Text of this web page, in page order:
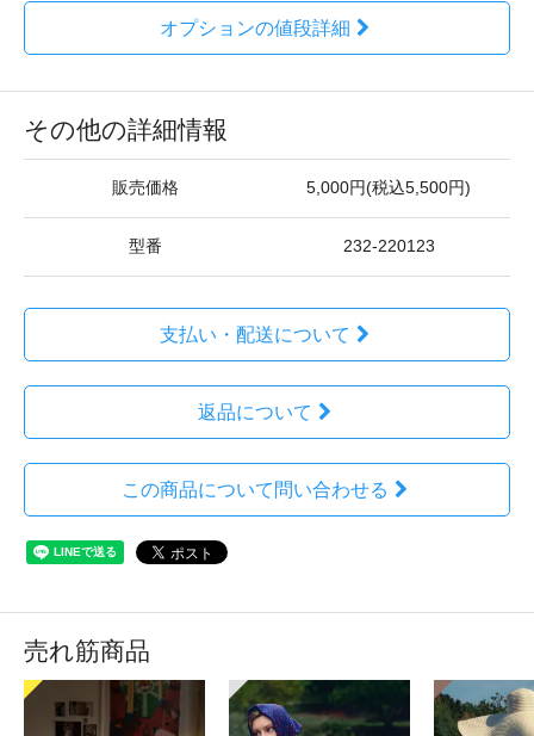
オプションの値段詳細
その他の詳細情報
販売価格 5,000円(税込5,500円)
型番 232-220123
支払い・配送について
返品について
この商品について問い合わせる
売れ筋商品